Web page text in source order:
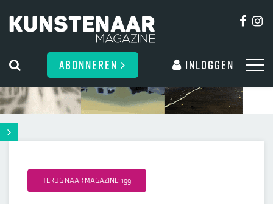
ABONNEREN Inloggen
TERUG NAAR MAGAZINE: 199